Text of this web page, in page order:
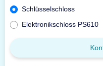
Schlüsselschloss
Elektronikschloss PS610